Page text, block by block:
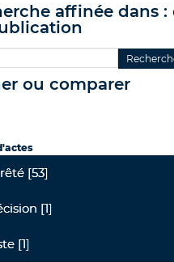
ou comparer
[53]
[1]
[1]